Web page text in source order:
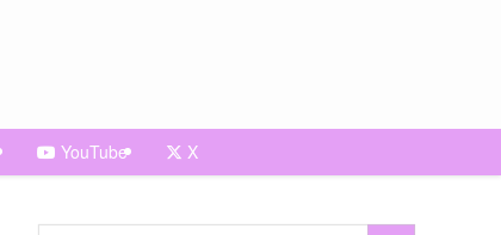
YouTube X